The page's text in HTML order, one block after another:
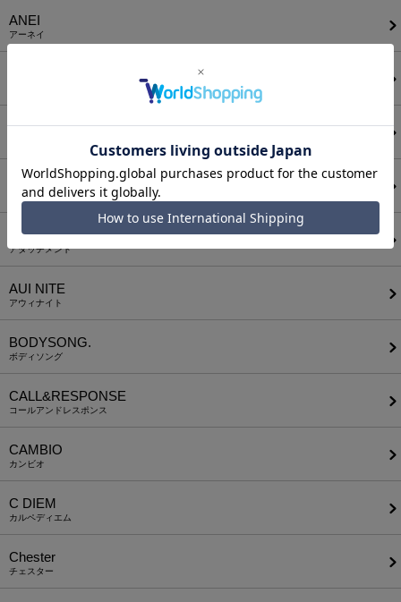
ANEI
アーネイ
a lit r
ANGENEHM
アンゲネーム
ATTACHMENT
アタッチメント
AUI NITE
アウィナイト
BODYSONG.
ボディソング
CALL&RESPONSE
コールアンドレスポンス
CAMBIO
カンビオ
C DIEM
カルペディエム
Chester
チェスター